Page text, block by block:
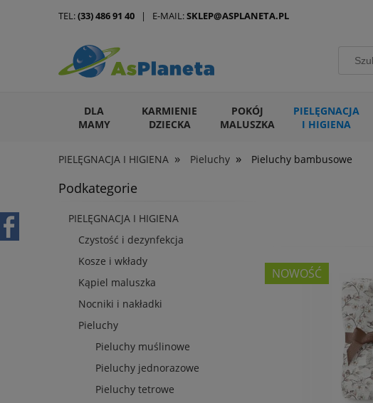
DLA
MAMY
KARMIENIE
DZIECKA
POKÓJ
MALUSZKA
PIELĘGNACJA
I HIGIENA
ARTYKUŁY DLA ZWIERZĄT
PIELĘGNACJA I HIGIENA » Pieluchy » Pieluchy bambusowe
TEL:(33) 486 91 40 | E-MAIL:SKLEP@ASPLANETA.PL
Podkategorie
PIELĘGNACJA I HIGIENA
Czystość i dezynfekcja
Kosze i wkłady
Kąpiel maluszka
Nocniki i nakładki
Pieluchy
Pieluchy muślinowe
Pieluchy jednorazowe
Pieluchy tetrowe
NOWOŚĆ